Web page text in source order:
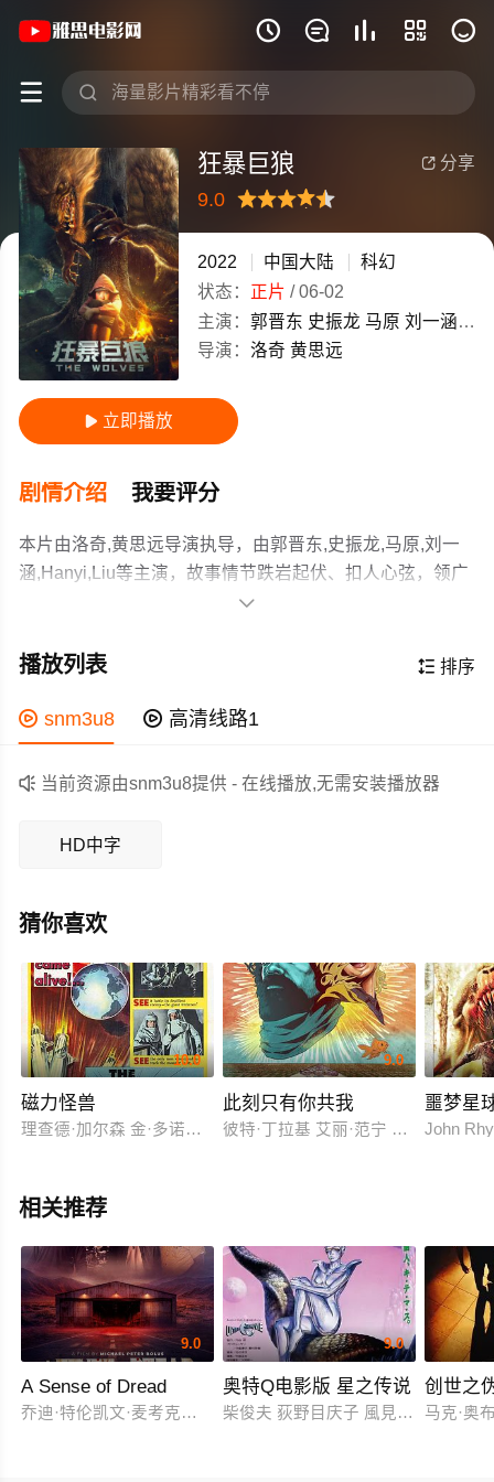
    
 
《狂暴巨狼》(2022)中国大陆汉语普通
 分享
狂暴巨狼
9.0
很差较差还行推荐力荐
2022 中国大陆
科幻
状态： 正片 /06-02
主演： 郭晋东 史振龙 马原 刘一涵
导演： 洛奇 黄思远
 立即播放
剧情介绍 我要评分
本片由洛奇,黄思远导演执导，由郭晋东,史振龙,马原,刘一
涵,Hanyi,Liu等主演，故事情节跌岩起伏、扣人心弦，领广
大科幻片爱好者和观众们都期待不已。
群研究之旅变亡命之旅。科研小队幸存者宋武（郭晋东
女儿静雯（刘一涵饰）被巨狼掳走成为人质。为解救女
儿，他决定勇闯狼穴与变异巨狼展开生死之战。食人狼群
步步紧逼，同伴接连沦为“狼口美餐”，巨狼围攻、雪山求
魄的较量就此展开。面对这场生死考验众人能否逃出生
天？力量悬殊的人兽对战最终谁输谁赢？
作为一部 上映的科幻电影，在当期同类题材影片中具有一

 排序
播放列表
 snm3u8  高清线路1
 当前资源由snm3u8提供 - 在线播放,无需安装播放器
HD中字
猜你喜欢
10.0
磁力怪兽
理查德·加尔森 金·多诺万 Jean Byron Harry Ellerbe
9.0
此刻只有你共我
彼特·丁拉基 艾丽·范宁 夏洛特·甘斯
噩梦星
John
相关推荐
9.0
A Sense of Dread
乔迪·特伦凯文·麦考克尔虹膜
9.0
奥特Q电影版 星之传说
柴俊夫 荻野目庆子 風見しんご
创世之
马克·奥